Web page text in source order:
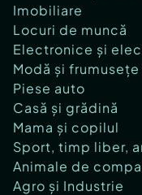
Imobiliare
Locuri de muncă
Electronice și
Modă și frumusețe
Piese auto
Casă și grădină
Mama și copilul
Sport, timp liber,
Animale de
Agro și Industrie